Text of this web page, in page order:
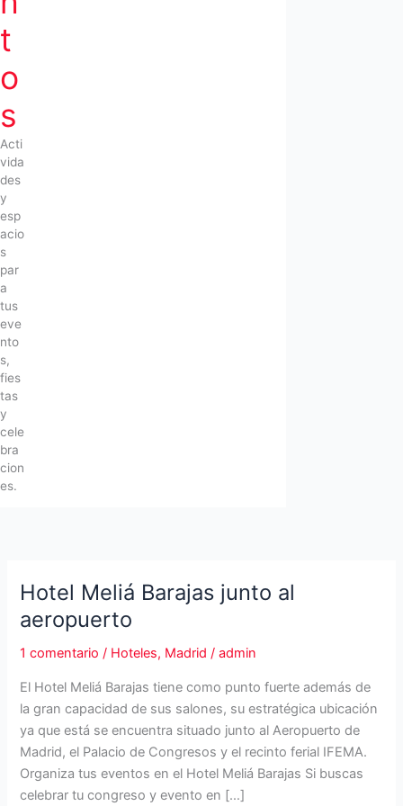
t
o
s
Acti
vida
des
y
esp
acio
s
par
a
tus
eve
nto
s,
fies
tas
y
cele
bra
cion
es.
Hotel Meliá Barajas junto al
aeropuerto
1 comentario / Hoteles, Madrid /admin
El Hotel Meliá Barajas tiene como punto fuerte además de
la gran capacidad de sus salones, su estratégica ubicación
ya que está se encuentra situado junto al Aeropuerto de
Madrid, el Palacio de Congresos y el recinto ferial IFEMA.
Organiza tus eventos en el Hotel Meliá Barajas Si buscas
celebrar tu congreso y evento en […]